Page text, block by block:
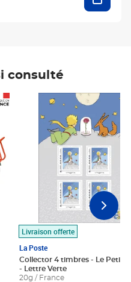
consulté
Livraison offerte
La Poste
Collector 4 timbres - Le Petit
- Lettre Verte
20g / France
Prix 7,50€